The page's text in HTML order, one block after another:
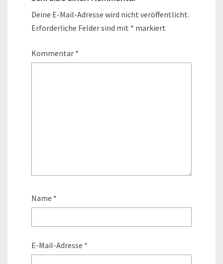
Deine E-Mail-Adresse wird nicht veröffentlicht.
Erforderliche Felder sind mit * markiert
Kommentar *
Name *
E-Mail-Adresse *